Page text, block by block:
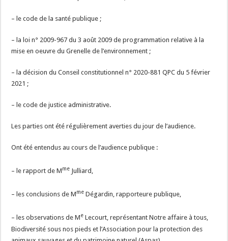
– le code de la santé publique ;
– la loi n° 2009-967 du 3 août 2009 de programmation relative à la
mise en oeuvre du Grenelle de l’environnement ;
– la décision du Conseil constitutionnel n° 2020-881 QPC du 5 février
2021 ;
– le code de justice administrative.
Les parties ont été régulièrement averties du jour de l’audience.
Ont été entendus au cours de l’audience publique :
– le rapport de Mme Julliard,
– les conclusions de Mme Dégardin, rapporteure publique,
– les observations de Me Lecourt, représentant Notre affaire à tous,
Biodiversité sous nos pieds et l’Association pour la protection des